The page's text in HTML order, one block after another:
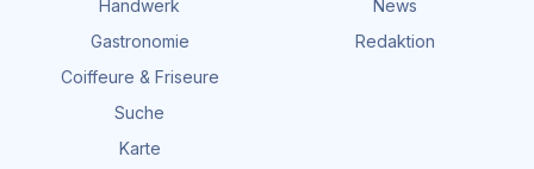
Handwerk
Gastronomie
Coiffeure & Friseure
Suche
Karte
News
Redaktion